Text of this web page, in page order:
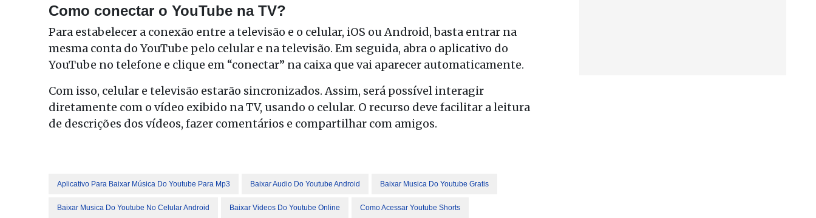
Como conectar o YouTube na TV?
Para estabelecer a conexão entre a televisão e o celular, iOS ou Android, basta entrar na
mesma conta do YouTube pelo celular e na televisão. Em seguida, abra o aplicativo do
YouTube no telefone e clique em “conectar” na caixa que vai aparecer automaticamente.
Com isso, celular e televisão estarão sincronizados. Assim, será possível interagir
diretamente com o vídeo exibido na TV, usando o celular. O recurso deve facilitar a leitura
de descrições dos vídeos, fazer comentários e compartilhar com amigos.
Aplicativo Para Baixar Música Do Youtube Para Mp3 Baixar Audio Do Youtube Android Baixar Musica Do Youtube Gratis
Baixar Musica Do Youtube No Celular Android Baixar Videos Do Youtube Online Como Acessar Youtube Shorts